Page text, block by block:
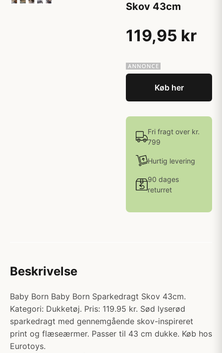
Skov 43cm
119,95 kr
Køb her
Fri fragt over kr.
799
Hurtig levering
90 dages
returret
Beskrivelse
Baby Born Baby Born Sparkedragt Skov 43cm.
Kategori: Dukketøj. Pris: 119.95 kr. Sød lyserød
sparkedragt med gennemgående skov-inspireret
print og flæseærmer. Passer til 43 cm dukke. Køb hos
Eurotoys.